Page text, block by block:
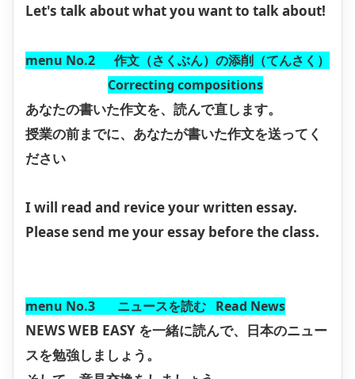
Let's talk about what you want to talk about!
menu No.2 作文（さくぶん）の添削（てんさく）
Correcting compositions
あなたの書いた作文を、読んで直します。
授業の前までに、あなたが書いた作文を送ってく
ださい
I will read and revice your written essay.
Please send me your essay before the class.
menu No.3 ニュースを読む Read News
NEWS WEB EASY を一緒に読んで、日本のニュー
スを勉強しましょう。